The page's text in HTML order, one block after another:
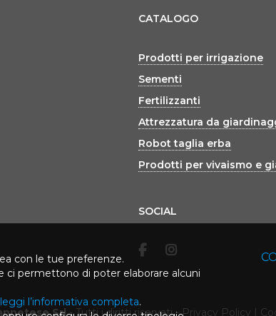
CATALOGO
Prodotti per irrigazione
Sementi
Fertilizzanti
Attrezzatura da
Robot taglia erba
Prodotti per vivaismo e
SOCIAL
Srl - Tutti i diritti riservati- Privacy Policy |
con le tue preferenze.
ci permettono di poter elaborare alcuni
leggi l’informativa completa.